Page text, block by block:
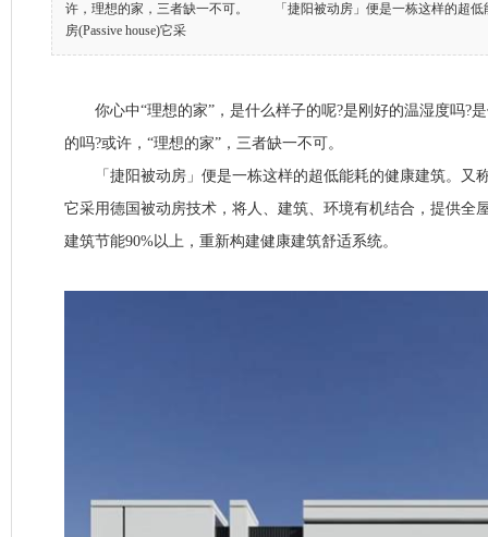
许，理想的家，三者缺一不可。 「捷阳被动房」便是一栋这样的超低
房(Passive house)它采
你心中“理想的家”，是什么样子的呢?是刚好的温湿度吗?是
的吗?或许，“理想的家”，三者缺一不可。
「捷阳被动房」便是一栋这样的超低能耗的健康建筑。又称
它采用德国被动房技术，将人、建筑、环境有机结合，提供全
建筑节能90%以上，重新构建健康建筑舒适系统。